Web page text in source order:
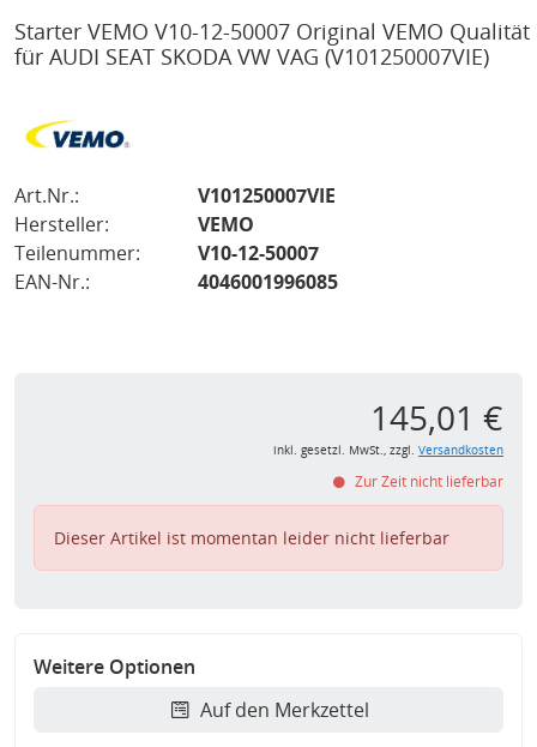
Starter VEMO V10-12-50007 Original VEMO Qualität
für AUDI SEAT SKODA VW VAG (V101250007VIE)
Art.Nr.:
V101250007VIE
Hersteller:
VEMO
Teilenummer:
V10-12-50007
EAN-Nr.:
4046001996085
145,01 €
inkl. gesetzl. MwSt., zzgl. Versandkosten
Zur Zeit nicht lieferbar
Dieser Artikel ist momentan leider nicht lieferbar
Weitere Optionen
Auf den Merkzettel